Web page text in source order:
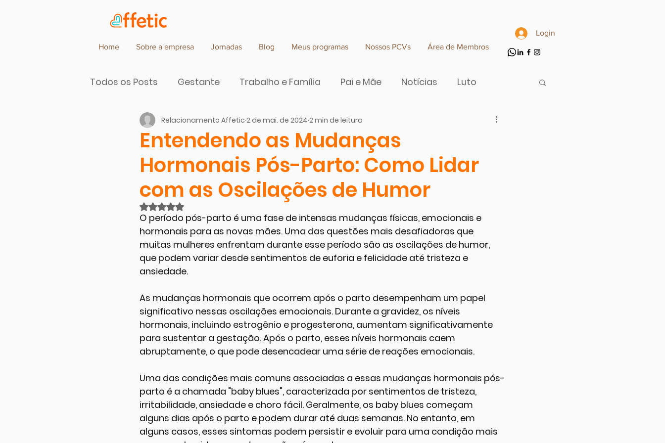
Home Sobre a empresa Jornadas Blog Meus programas Nossos PCVs Área de Membros
Login
Todos os Posts Gestante Trabalho e Família Pai e Mãe Notícias Luto
Parceiros de Cocriação de valor
Entendendo as Mudanças
Hormonais Pós-Parto: Como Lidar
com as Oscilações de Humor
Relacionamento Affetic 2 de mai. de 2024 2 min de leitura
Avaliado com NaN de 5 estrelas.
O período pós-parto é uma fase de intensas mudanças físicas, emocionais e
hormonais para as novas mães. Uma das questões mais desafiadoras que
muitas mulheres enfrentam durante esse período são as oscilações de humor,
que podem variar desde sentimentos de euforia e felicidade até tristeza e
ansiedade.
As mudanças hormonais que ocorrem após o parto desempenham um papel
significativo nessas oscilações emocionais. Durante a gravidez, os níveis
hormonais, incluindo estrogênio e progesterona, aumentam significativamente
para sustentar a gestação. Após o parto, esses níveis hormonais caem
abruptamente, o que pode desencadear uma série de reações emocionais.
Uma das condições mais comuns associadas a essas mudanças hormonais pós-
parto é a chamada "baby blues", caracterizada por sentimentos de tristeza,
irritabilidade, ansiedade e choro fácil. Geralmente, os baby blues começam
alguns dias após o parto e podem durar até duas semanas. No entanto, em
alguns casos, esses sintomas podem persistir e evoluir para uma condição mais